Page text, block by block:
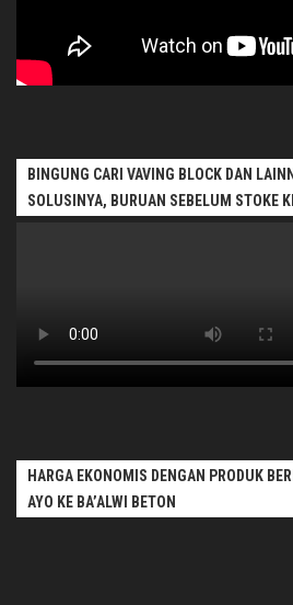
BINGUNG CARI VAVING BLOCK DAN
SOLUSINYA, BURUAN SEBELUM STOKE
HARGA EKONOMIS DENGAN PRODUK
AYO KE BA’ALWI BETON